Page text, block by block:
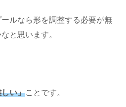
ルなら形を調整する必要が無
と思います。
い」ことです。